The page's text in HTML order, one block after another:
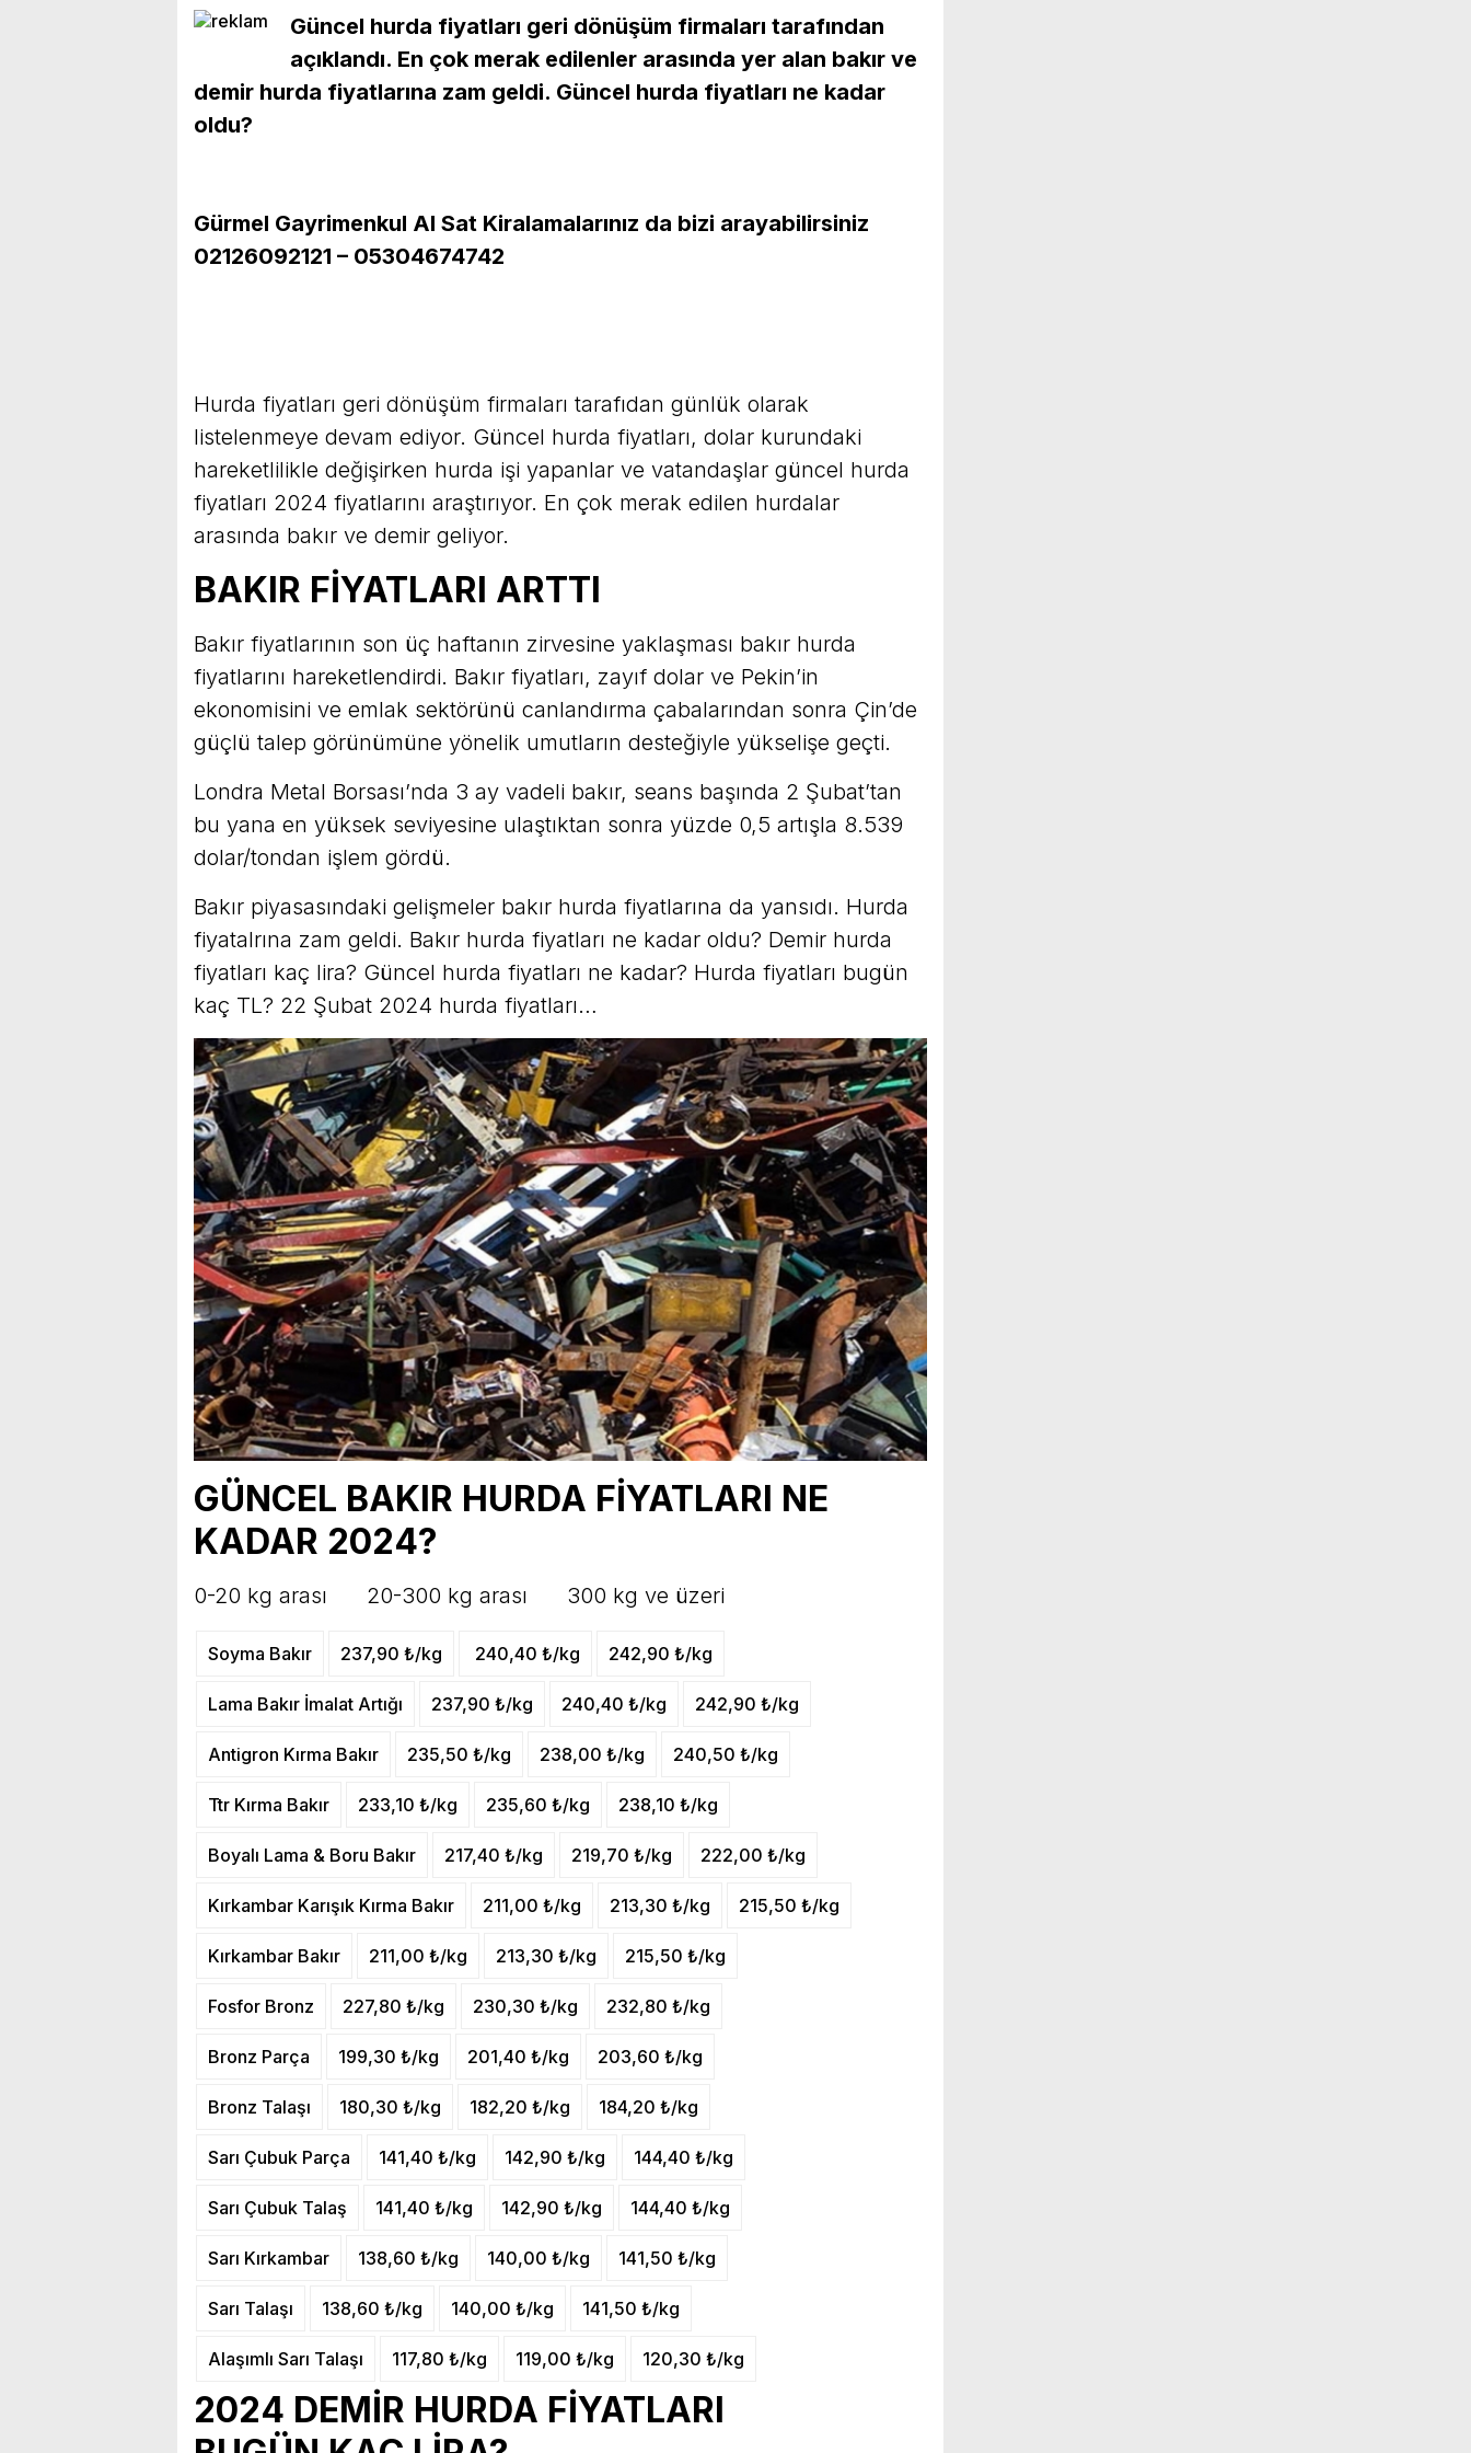
Güncel hurda fiyatları geri dönüşüm firmaları tarafından
açıklandı. En çok merak edilenler arasında yer alan bakır ve
demir hurda fiyatlarına zam geldi. Güncel hurda fiyatları ne kadar
oldu?
Gürmel Gayrimenkul Al Sat Kiralamalarınız da bizi arayabilirsiniz
02126092121 – 05304674742
Hurda fiyatları geri dönüşüm firmaları tarafıdan günlük olarak
listelenmeye devam ediyor. Güncel hurda fiyatları, dolar kurundaki
hareketlilikle değişirken hurda işi yapanlar ve vatandaşlar güncel hurda
fiyatları 2024 fiyatlarını araştırıyor. En çok merak edilen hurdalar
arasında bakır ve demir geliyor.
BAKIR FİYATLARI ARTTI
Bakır fiyatlarının son üç haftanın zirvesine yaklaşması bakır hurda
fiyatlarını hareketlendirdi. Bakır fiyatları, zayıf dolar ve Pekin’in
ekonomisini ve emlak sektörünü canlandırma çabalarından sonra Çin’de
güçlü talep görünümüne yönelik umutların desteğiyle yükselişe geçti.
Londra Metal Borsası’nda 3 ay vadeli bakır, seans başında 2 Şubat’tan
bu yana en yüksek seviyesine ulaştıktan sonra yüzde 0,5 artışla 8.539
dolar/tondan işlem gördü.
Bakır piyasasındaki gelişmeler bakır hurda fiyatlarına da yansıdı. Hurda
fiyatalrına zam geldi. Bakır hurda fiyatları ne kadar oldu? Demir hurda
fiyatları kaç lira? Güncel hurda fiyatları ne kadar? Hurda fiyatları bugün
kaç TL? 22 Şubat 2024 hurda fiyatları…
GÜNCEL BAKIR HURDA FİYATLARI NE
KADAR 2024?
0-20 kg arası 20-300 kg arası 300 kg ve üzeri
Soyma Bakır 237,90 ₺/kg 240,40 ₺/kg 242,90 ₺/kg
Lama Bakır İmalat Artığı 237,90 ₺/kg 240,40 ₺/kg 242,90 ₺/kg
Antigron Kırma Bakır 235,50 ₺/kg 238,00 ₺/kg 240,50 ₺/kg
Ttr Kırma Bakır 233,10 ₺/kg 235,60 ₺/kg 238,10 ₺/kg
Boyalı Lama & Boru Bakır 217,40 ₺/kg 219,70 ₺/kg 222,00 ₺/kg
Kırkambar Karışık Kırma Bakır 211,00 ₺/kg 213,30 ₺/kg 215,50 ₺/kg
Kırkambar Bakır 211,00 ₺/kg 213,30 ₺/kg 215,50 ₺/kg
Fosfor Bronz 227,80 ₺/kg 230,30 ₺/kg 232,80 ₺/kg
Bronz Parça 199,30 ₺/kg 201,40 ₺/kg 203,60 ₺/kg
Bronz Talaşı 180,30 ₺/kg 182,20 ₺/kg 184,20 ₺/kg
Sarı Çubuk Parça 141,40 ₺/kg 142,90 ₺/kg 144,40 ₺/kg
Sarı Çubuk Talaş 141,40 ₺/kg 142,90 ₺/kg 144,40 ₺/kg
Sarı Kırkambar 138,60 ₺/kg 140,00 ₺/kg 141,50 ₺/kg
Sarı Talaşı 138,60 ₺/kg 140,00 ₺/kg 141,50 ₺/kg
Alaşımlı Sarı Talaşı 117,80 ₺/kg 119,00 ₺/kg 120,30 ₺/kg
2024 DEMİR HURDA FİYATLARI